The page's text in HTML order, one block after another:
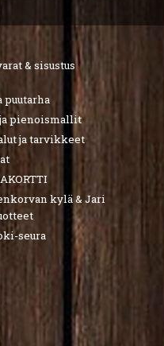
& sisustus
puutarha
pienoismallit
ja tarvikkeet
kylä & Jari
seura